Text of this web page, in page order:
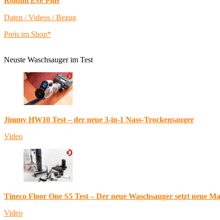
Daten / Videos / Bezug
Preis im Shop*
Neuste Waschsauger im Test
Jimmy HW10 Test – der neue 3-in-1 Nass-Trockensauger
Video
Tineco Floor One S5 Test – Der neue Waschsauger setzt neue
Video